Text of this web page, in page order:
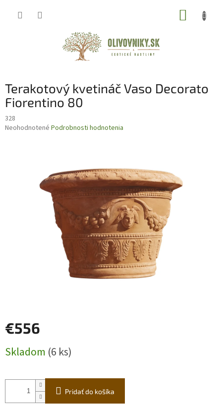
Terakotový kvetináč Vaso Decorato
Fiorentino 80
328
Priemerné
Neohodnotené Podrobnosti hodnotenia
€556
cena:
Skladom (6 ks)
Pridať do košíka